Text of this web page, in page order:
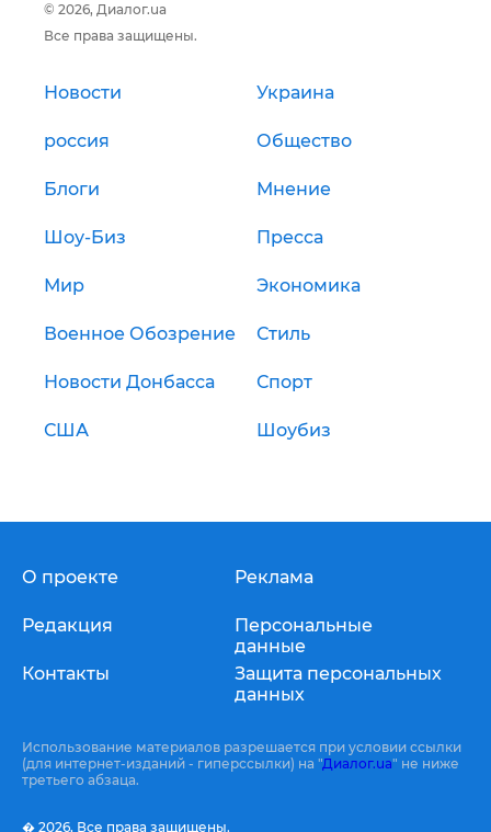
© 2026, Диалог.ua
Все права защищены.
Новости Украина
россия Общество
Блоги Мнение
Шоу-Биз Пресса
Мир Экономика
Военное Обозрение Стиль
Новости Донбасса Спорт
США Шоубиз
О проекте
Редакция
Контакты
Реклама
Персональные
данные
Защита персональных
данных
Использование материалов разрешается при условии ссылки
(для интернет-изданий - гиперссылки) на "Диалог.ua" не ниже
третьего абзаца.
� 2026, Все права защищены.